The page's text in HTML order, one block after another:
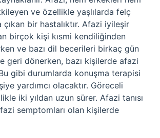
ve özellikle yaşlılarda felç
bir hastalıktır. Afazi iyileşir
birçok kişi kısmi kendiliğinden
ve bazı dil becerileri birkaç gün
geri dönerken, bazı kişilerde afazi
gibi durumlarda konuşma terapisi
yardımcı olacaktır. Göreceli
iki yıldan uzun sürer. Afazi tanısı
semptomları olan kişilerde